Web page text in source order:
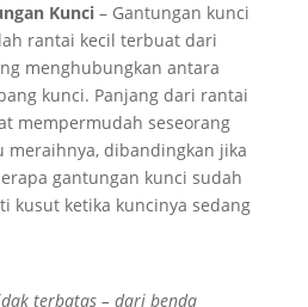
Kunci– Gantungan kunci
rantai kecil terbuat dari
menghubungkan antara
kunci. Panjang dari rantai
mempermudah seseorang
meraihnya, dibandingkan jika
gantungan kunci sudah
kusut ketika kuncinya sedang
terbatas – dari benda